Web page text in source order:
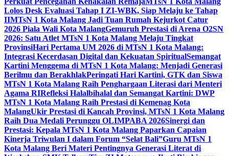
Lolos Desk Evaluasi Tahap I ZI-WBK, Siap Melaju ke Tahap
IIMTsN 1 Kota Malang Jadi Tuan Rumah Kejurkot Catur
2026 Piala Wali Kota MalangGemuruh Prestasi di Arena O2SN
2026: Satu Atlet MTsN 1 Kota Malang Melaju Tingkat
ProvinsiHari Pertama UM 2026 di MTsN 1 Kota Malang:
Integrasi Kecerdasan Digital dan Kekuatan SpiritualSemangat
Kartini Menggema di MTsN 1 Kota Malang: Menjadi Generasi
Berilmu dan BerakhlakPeringati Hari Kartini, GTK dan Siswa
MTsN 1 Kota Malang Raih Penghargaan Literasi dari Menteri
Agama RIRefleksi Halalbihalal dan Semangat Kartini: DWP
MTsN 1 Kota Malang Raih Prestasi di Kemenag Kota
MalangUkir Prestasi di Kancah Provinsi, MTsN 1 Kota Malang
Raih Dua Medali Perunggu OLIMPABA 2026Sinergi dan
Prestasi: Kepala MTsN 1 Kota Malang Paparkan Capaian
Kinerja Triwulan I dalam Forum “Selat Bali”Guru MTsN 1
Kota Malang Beri Materi Pentingnya Generasi Literat di